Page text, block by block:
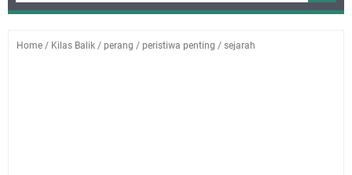
Home / Kilas Balik / perang / peristiwa penting / sejarah